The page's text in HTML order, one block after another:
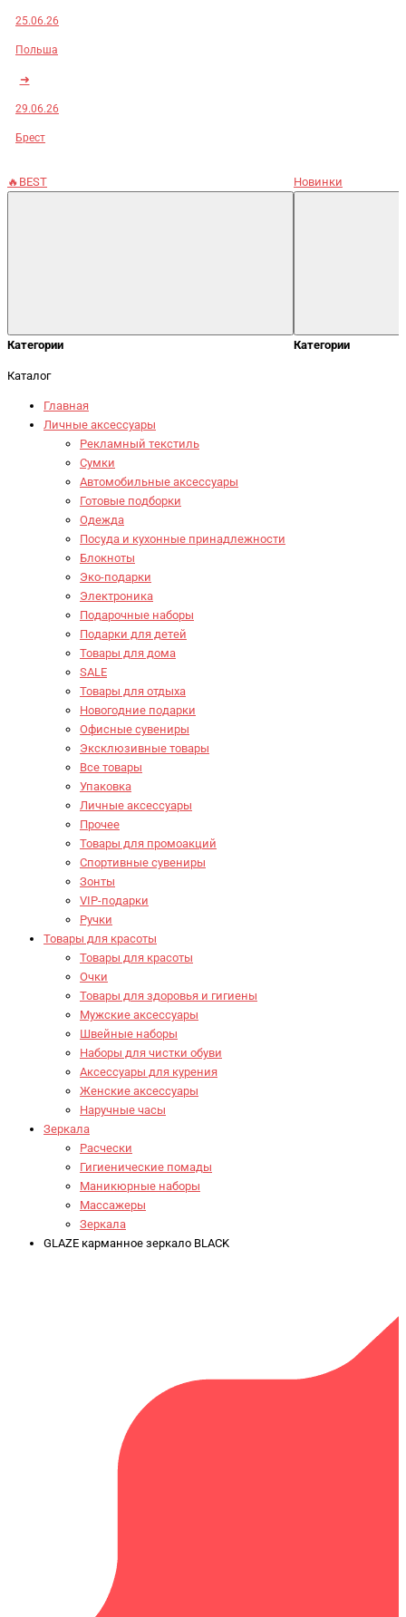
25.06.26
Польша
➜
29.06.26
Брест
🔥BEST
Категории
Новинки
Категории
Каталог
Главная
Личные аксессуары
Рекламный текстиль
Сумки
Автомобильные аксессуары
Готовые подборки
Одежда
Посуда и кухонные принадлежности
Блокноты
Эко-подарки
Электроника
Подарочные наборы
Подарки для детей
Товары для дома
SALE
Товары для отдыха
Новогодние подарки
Офисные сувениры
Эксклюзивные товары
Все товары
Упаковка
Личные аксессуары
Прочее
Товары для промоакций
Спортивные сувениры
Зонты
VIP-подарки
Ручки
Товары для красоты
Товары для красоты
Очки
Товары для здоровья и гигиены
Мужские аксессуары
Швейные наборы
Наборы для чистки обуви
Аксессуары для курения
Женские аксессуары
Наручные часы
Зеркала
Расчески
Гигиенические помады
Маникюрные наборы
Массажеры
Зеркала
GLAZE карманное зеркало BLACK